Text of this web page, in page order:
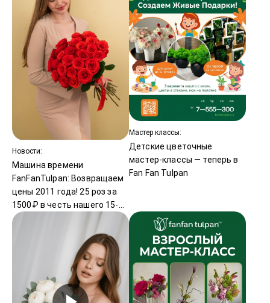
Новости:
Машина времени
FanFanTulpan: Возвращаем
цены 2011 года! 25 роз за
1500₽ в честь нашего 15-
летия - только 15 июля
Мастер классы:
Детские цветочные
мастер-классы — теперь в
Fan Fan Tulpan